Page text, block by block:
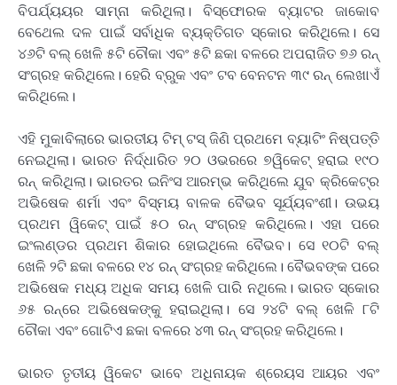
ବିପର୍ଯ୍ୟୟର ସାମ୍ନା କରିଥିଲା। ବ‌ିସ୍ଫୋରକ ବ୍ୟାଟର ଜାକୋବ
ବେଥେଲ ଦଳ ପାଇଁ ସର୍ବାଧିକ ବ୍ୟକ୍ତିଗତ ସ୍କୋର କରିଥିଲେ। ସେ
୪୬ଟି ବଲ୍‌ ଖେଳି ୫ଟି ଚୌକା ଏବଂ ୫ଟି ଛକା ବଳରେ ଅପରାଜିତ ୭୬ ରନ୍‌
ସଂଗ୍ରହ କରିଥିଲେ। ହେରି ବ୍ରୁକ ଏବଂ ‌ଟବ ବେନଟନ ୩୯ ରନ୍‌ ଲେଖାଏଁ
କରିଥିଲେ।
ଏହି ମୁକାବିଲାରେ ଭାରତୀୟ ଟିମ୍‌ ଟସ୍‌ ଜିଣି ପ୍ରଥମେ ବ୍ୟାଟିଂ ନିଷ୍ପତ୍ତି
ନେଇଥିଲା। ଭାରତ ନିର୍ଦ୍ଧାରିତ ୨୦ ଓଭରରେ ୭ୱିକେଟ୍‌ ହରାଇ ୧୯୦
ରନ୍‌ କରିଥିଲା। ଭାରତର ଇନିଂସ ଆରମ୍ଭ କରିଥିଲେ ଯୁବ କ୍ରିକେଟ୍‌ର
ଅଭିଷେକ ଶର୍ମା ଏବଂ ବିସ୍ମୟ ବାଳକ ବୈଭବ ସୂର୍ଯ୍ୟବଂଶୀ। ଉଭୟ
ପ୍ରଥମ ୱିକେଟ୍‌ ପାଇଁ ୫୦ ରନ୍‌ ସଂଗ୍ରହ କରିଥିଲେ। ଏହା ପରେ
ଇଂଲଣ୍ଡର ପ୍ରଥମ ଶିକାର ହୋଇଥିଲେ ବୈଭବ। ସେ ୧୦ଟି ବଲ୍‌
ଖେଳି ୨ଟି ଛକା ବଳରେ ୧୪ ରନ୍‌ ସଂଗ୍ରହ କରିଥିଲେ। ବୈଭବଙ୍କ ପରେ
ଅଭିଷେକ ମଧ୍ୟ ଅଧିକ ସମୟ ଖେଳି ପାରି ନଥିଲେ। ଭାରତ ସ୍କୋର
୬୫ ରନ୍‌ରେ ଅଭିଷେକଙ୍କୁ ହରାଇଥିଲା। ସେ ୨୪ଟି ବଲ୍‌ ଖେଳି ୮ଟି
ଚୌକା ଏବଂ ଗୋଟିଏ ଛକା ବଳରେ ୪୩ ରନ୍‌ ସଂଗ୍ରହ କରିଥିଲେ।
ଭାରତ ତୃତୀୟ ୱିକେଟ ଭାବେ ଅଧିନାୟକ ଶ୍ରେୟସ ଆୟର ଏବଂ